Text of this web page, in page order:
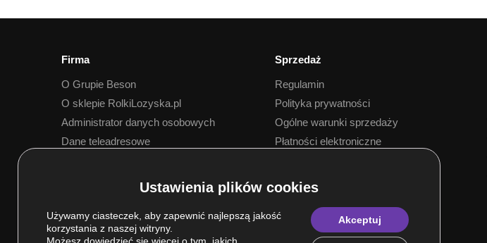
Firma
O Grupie Beson
O sklepie RolkiLozyska.pl
Administrator danych osobowych
Dane teleadresowe
Sprzedaż
Regulamin
Polityka prywatności
Ogólne warunki sprzedaży
Płatności elektroniczne
Używamy ciasteczek, aby zapewnić najlepszą jakość
korzystania z naszej witryny.
Akceptuj